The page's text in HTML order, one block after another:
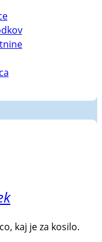
kaj je za kosilo.